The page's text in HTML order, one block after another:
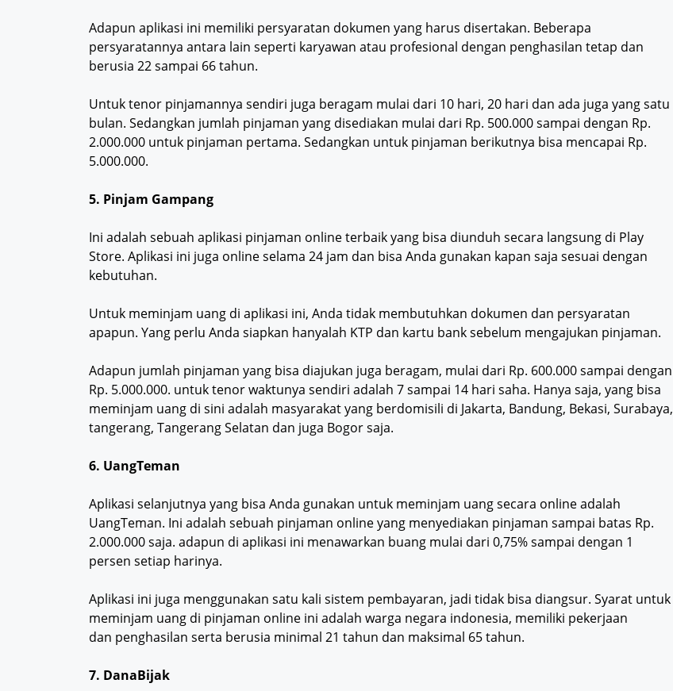
Adapun aplikasi ini memiliki persyaratan dokumen yang harus disertakan. Beberapa
persyaratannya antara lain seperti karyawan atau profesional dengan penghasilan tetap dan
berusia 22 sampai 66 tahun.
Untuk tenor pinjamannya sendiri juga beragam mulai dari 10 hari, 20 hari dan ada juga yang satu
bulan. Sedangkan jumlah pinjaman yang disediakan mulai dari Rp. 500.000 sampai dengan Rp.
2.000.000 untuk pinjaman pertama. Sedangkan untuk pinjaman berikutnya bisa mencapai Rp.
5.000.000.
5. Pinjam Gampang
Ini adalah sebuah aplikasi pinjaman online terbaik yang bisa diunduh secara langsung di Play
Store. Aplikasi ini juga online selama 24 jam dan bisa Anda gunakan kapan saja sesuai dengan
kebutuhan.
Untuk meminjam uang di aplikasi ini, Anda tidak membutuhkan dokumen dan persyaratan
apapun. Yang perlu Anda siapkan hanyalah KTP dan kartu bank sebelum mengajukan pinjaman.
Adapun jumlah pinjaman yang bisa diajukan juga beragam, mulai dari Rp. 600.000 sampai dengan
Rp. 5.000.000. untuk tenor waktunya sendiri adalah 7 sampai 14 hari saha. Hanya saja, yang bisa
meminjam uang di sini adalah masyarakat yang berdomisili di Jakarta, Bandung, Bekasi, Surabaya,
tangerang, Tangerang Selatan dan juga Bogor saja.
6. UangTeman
Aplikasi selanjutnya yang bisa Anda gunakan untuk meminjam uang secara online adalah
UangTeman. Ini adalah sebuah pinjaman online yang menyediakan pinjaman sampai batas Rp.
2.000.000 saja. adapun di aplikasi ini menawarkan buang mulai dari 0,75% sampai dengan 1
persen setiap harinya.
Aplikasi ini juga menggunakan satu kali sistem pembayaran, jadi tidak bisa diangsur. Syarat untuk
meminjam uang di pinjaman online ini adalah warga negara indonesia, memiliki pekerjaan
dan penghasilan serta berusia minimal 21 tahun dan maksimal 65 tahun.
7. DanaBijak